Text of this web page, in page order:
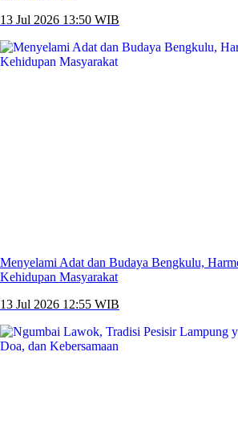
13 Jul 2026 13:50 WIB
Menyelami Adat dan Budaya Bengkulu,
Kehidupan Masyarakat
13 Jul 2026 12:55 WIB